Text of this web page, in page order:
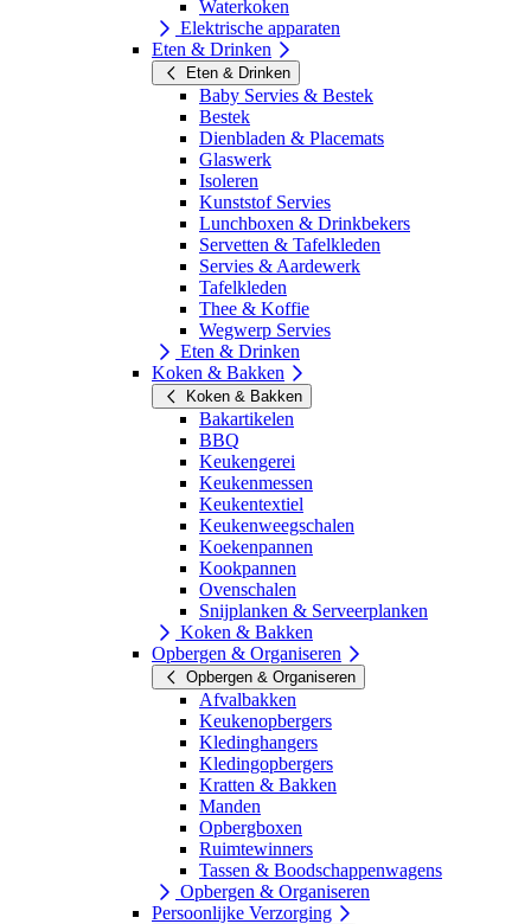
Waterkoken
Elektrische apparaten
Eten & Drinken
Eten & Drinken
Baby Servies & Bestek
Bestek
Dienbladen & Placemats
Glaswerk
Isoleren
Kunststof Servies
Lunchboxen & Drinkbekers
Servetten & Tafelkleden
Servies & Aardewerk
Tafelkleden
Thee & Koffie
Wegwerp Servies
Eten & Drinken
Koken & Bakken
Koken & Bakken
Bakartikelen
BBQ
Keukengerei
Keukenmessen
Keukentextiel
Keukenweegschalen
Koekenpannen
Kookpannen
Ovenschalen
Snijplanken & Serveerplanken
Koken & Bakken
Opbergen & Organiseren
Opbergen & Organiseren
Afvalbakken
Keukenopbergers
Kledinghangers
Kledingopbergers
Kratten & Bakken
Manden
Opbergboxen
Ruimtewinners
Tassen & Boodschappenwagens
Opbergen & Organiseren
Persoonlijke Verzorging